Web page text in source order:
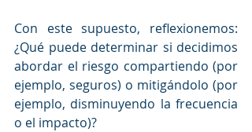
Con este supuesto, reflexionemos:
¿Qué puede determinar si decidimos
abordar el riesgo compartiendo (por
ejemplo, seguros) o mitigándolo (por
ejemplo, disminuyendo la frecuencia
o el impacto)?